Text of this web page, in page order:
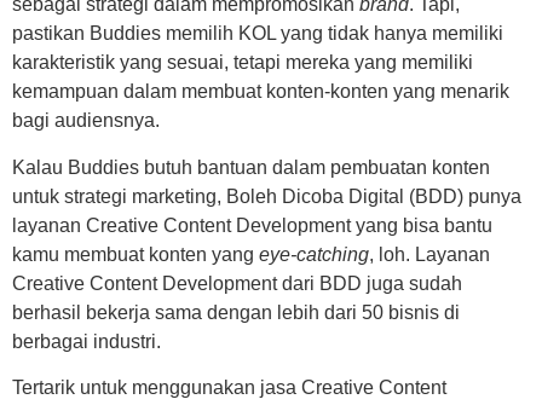
sebagai strategi dalam mempromosikan brand. Tapi,
pastikan Buddies memilih KOL yang tidak hanya memiliki
karakteristik yang sesuai, tetapi mereka yang memiliki
kemampuan dalam membuat konten-konten yang menarik
bagi audiensnya.
Kalau Buddies butuh bantuan dalam pembuatan konten
untuk strategi marketing, Boleh Dicoba Digital (BDD) punya
layanan Creative Content Development yang bisa bantu
kamu membuat konten yang eye-catching, loh. Layanan
Creative Content Development dari BDD juga sudah
berhasil bekerja sama dengan lebih dari 50 bisnis di
berbagai industri.
Tertarik untuk menggunakan jasa Creative Content